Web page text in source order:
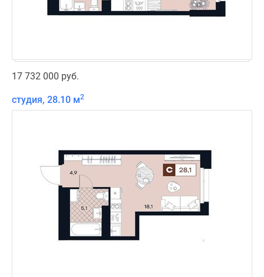
17 732 000 руб.
студия, 28.10 м2